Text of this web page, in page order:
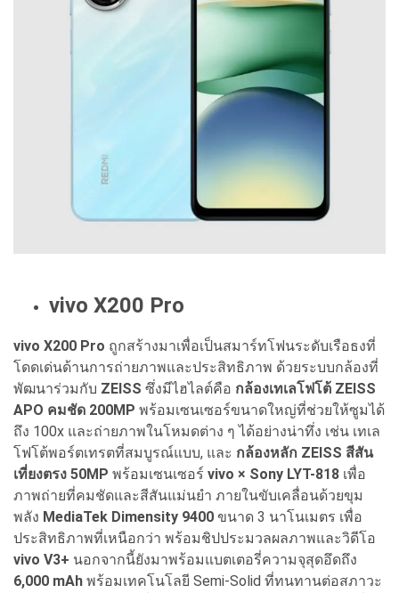
vivo X200 Pro
vivo X200 Pro ถูกสร้างมาเพื่อเป็นสมาร์ทโฟนระดับเรือธงที่
โดดเด่นด้านการถ่ายภาพและประสิทธิภาพ ด้วยระบบกล้องที่
พัฒนาร่วมกับ ZEISS ซึ่งมีไฮไลต์คือ กล้องเทเลโฟโต้ ZEISS
APO คมชัด 200MP พร้อมเซนเซอร์ขนาดใหญ่ที่ช่วยให้ซูมได้
ถึง 100x และถ่ายภาพในโหมดต่าง ๆ ได้อย่างน่าทึ่ง เช่น เทเล
โฟโต้พอร์ตเทรตที่สมบูรณ์แบบ, และ กล้องหลัก ZEISS สีสัน
เที่ยงตรง 50MP พร้อมเซนเซอร์ vivo × Sony LYT-818 เพื่อ
ภาพถ่ายที่คมชัดและสีสันแม่นยำ ภายในขับเคลื่อนด้วยขุม
พลัง MediaTek Dimensity 9400 ขนาด 3 นาโนเมตร เพื่อ
ประสิทธิภาพที่เหนือกว่า พร้อมชิปประมวลผลภาพและวิดีโอ
vivo V3+ นอกจากนี้ยังมาพร้อมแบตเตอรี่ความจุสุดอึดถึง
6,000 mAh พร้อมเทคโนโลยี Semi-Solid ที่ทนทานต่อสภาวะ